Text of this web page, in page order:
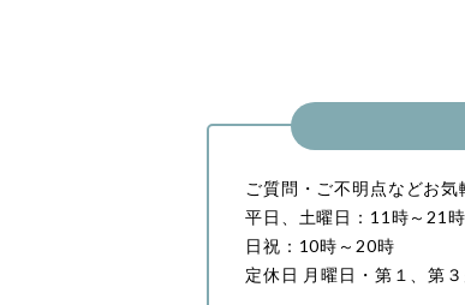
ご質問・ご不明点などお気
平日、土曜日：11時～21時
日祝：10時～20時
定休日 月曜日・第１、第